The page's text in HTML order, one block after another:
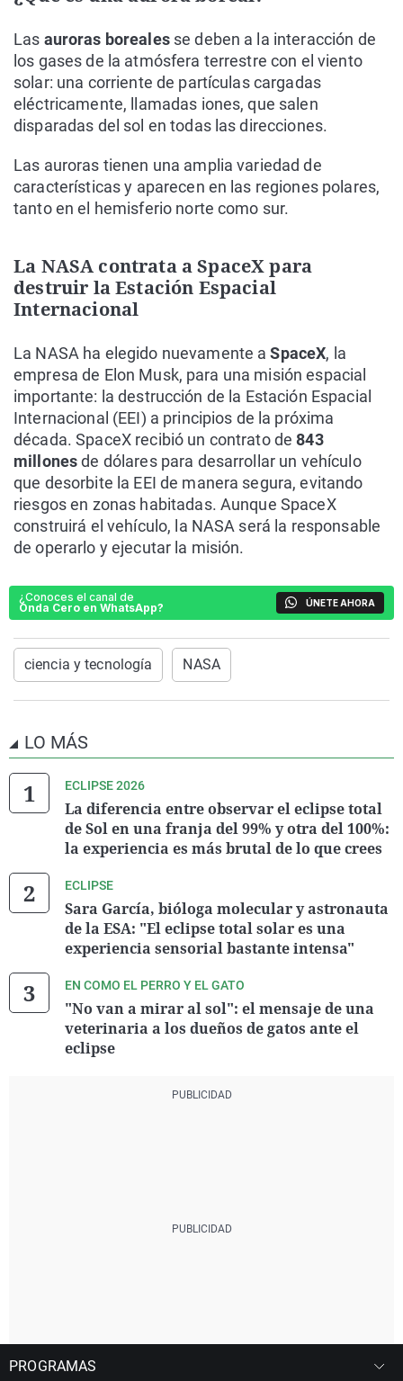
Las auroras borealesse deben a la interacción de
los gases de la atmósfera terrestre con el viento
solar: una corriente de partículas cargadas
eléctricamente, llamadas iones, que salen
disparadas del sol en todas las direcciones.
Las auroras tienen una amplia variedad de
características y aparecen en las regiones polares,
tanto en el hemisferio norte como sur.
La NASA contrata a SpaceX para
destruir la Estación Espacial
Internacional
La NASA ha elegido nuevamente aSpaceX, la
empresa de Elon Musk, para una misión espacial
importante: la destrucción de la Estación Espacial
Internacional (EEI) a principios de la próxima
década. SpaceX recibió un contrato de843
millonesde dólares para desarrollar un vehículo
que desorbite la EEI de manera segura, evitando
riesgos en zonas habitadas. Aunque SpaceX
construirá el vehículo, la NASA será la responsable
de operarlo y ejecutar la misión.
¿Conoces el canal de
Onda Cero en WhatsApp?
ÚNETE AHORA
ciencia y tecnología NASA
LO MÁS
ECLIPSE 2026
La diferencia entre observar el eclipse total
de Sol en una franja del 99% y otra del 100%:
la experiencia es más brutal de lo que crees
ECLIPSE
Sara García, bióloga molecular y astronauta
de la ESA: "El eclipse total solar es una
experiencia sensorial bastante intensa"
EN COMO EL PERRO Y EL GATO
"No van a mirar al sol": el mensaje de una
veterinaria a los dueños de gatos ante el
eclipse
PROGRAMAS